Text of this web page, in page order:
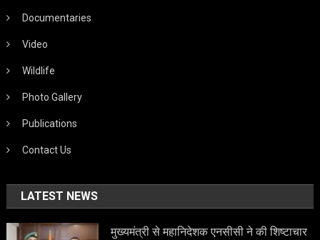
Documentaries
Video
Wildlife
Photo Gallery
Publications
Contact Us
LATEST NEWS
मुख्यमंत्री से महानिदेशक एनसीसी ने की शिष्टाचार